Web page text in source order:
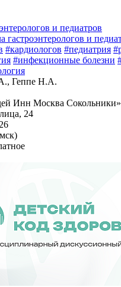
и педиатров
гастроэнтерологов и
#кардиологов #педиатрия
#инфекционные болезни
Геппе Н.А.
Инн Москва
24